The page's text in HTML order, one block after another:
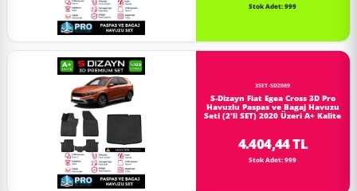
Stok Adet: 999
3SET-SDZ089
S-Dizayn Fiat Egea Cross 3D Pro
Havuzlu Paspas ve Bagaj Havuzu
Seti (2'li SET) 2020 Üzeri A+ Kalite
4.404,44 TL
Stok Adet: 999